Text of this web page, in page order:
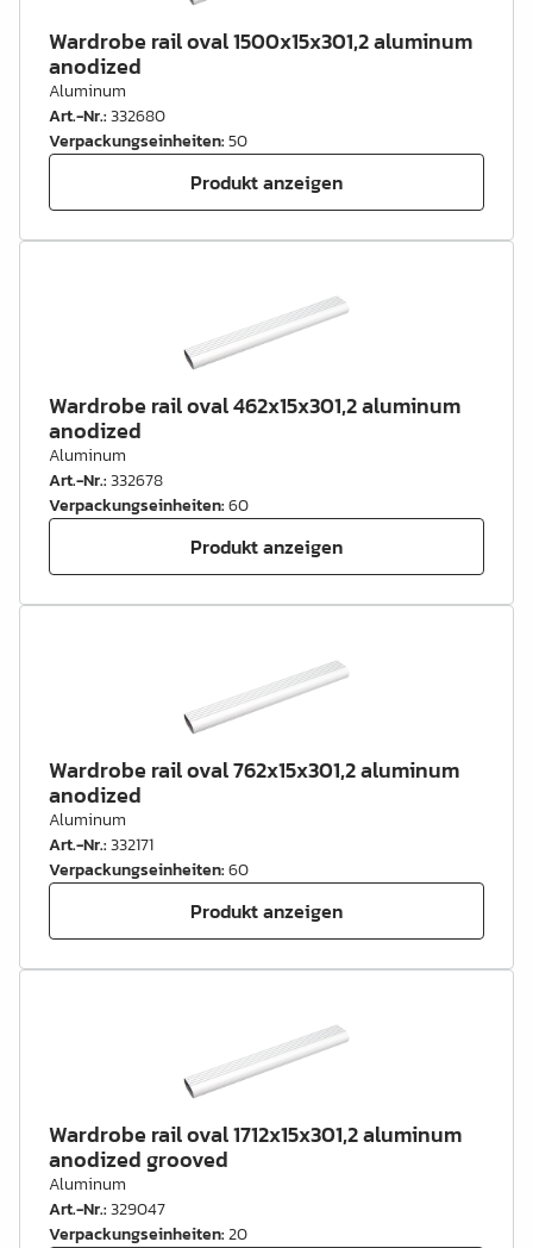
Wardrobe rail oval 1500x15x301,2 aluminum
anodized
Aluminum
Art.-Nr.:332680
Verpackungseinheiten:50
Produkt anzeigen
Wardrobe rail oval 462x15x301,2 aluminum
anodized
Aluminum
Art.-Nr.:332678
Verpackungseinheiten:60
Produkt anzeigen
Wardrobe rail oval 762x15x301,2 aluminum
anodized
Aluminum
Art.-Nr.:332171
Verpackungseinheiten:60
Produkt anzeigen
Wardrobe rail oval 1712x15x301,2 aluminum
anodized grooved
Aluminum
Art.-Nr.:329047
Verpackungseinheiten:20